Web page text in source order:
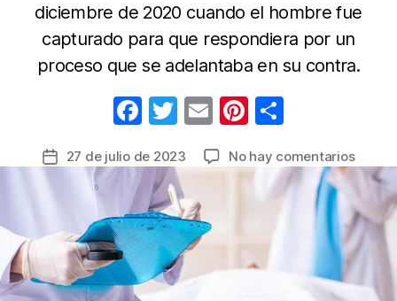
diciembre de 2020 cuando el hombre fue
capturado para que respondiera por un
proceso que se adelantaba en su contra.
F
c
e
b
o
o
T
itt
er
E
ail
Pi
er
e
m
p
Fecha27 de julio de 2023 No hay comentariosen
contra
que
que